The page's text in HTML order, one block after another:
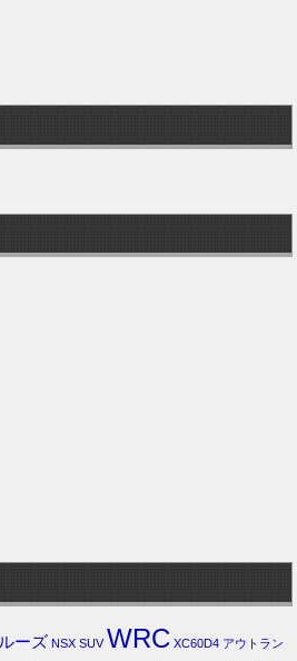
ーズ NSX SUV WRC XC60D4 アウトラン